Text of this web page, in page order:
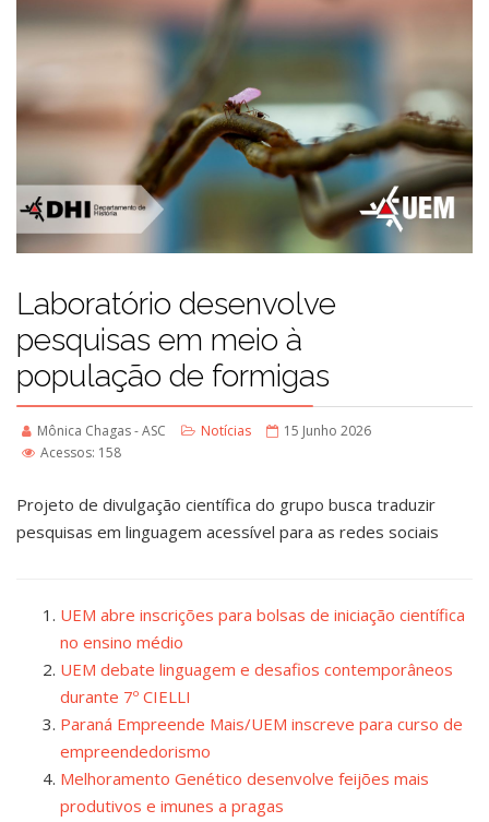
Laboratório desenvolve
pesquisas em meio à
população de formigas
Mônica Chagas - ASC Notícias
15 Junho 2026
Acessos: 158
Projeto de divulgação científica do grupo busca traduzir
pesquisas em linguagem acessível para as redes sociais
UEM abre inscrições para bolsas de iniciação científica
no ensino médio
UEM debate linguagem e desafios contemporâneos
durante 7º CIELLI
Paraná Empreende Mais/UEM inscreve para curso de
empreendedorismo
Melhoramento Genético desenvolve feijões mais
produtivos e imunes a pragas